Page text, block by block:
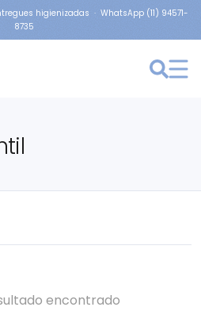
higienizadas · WhatsApp (11) 94571-
8735
encontrado